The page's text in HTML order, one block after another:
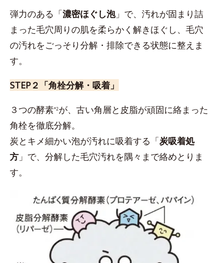
弾力のある「濃密ほぐし泡」で、汚れが固まり詰
まった毛穴周りの肌を柔らかく解きほぐし、毛穴
の汚れをごっそり分解・排除できる状態に整えま
す。
STEP２「角栓分解・吸着」
３つの酵素*2が、古い角層と皮脂が頑固に絡まった
角栓を徹底分解。
炭とキメ細かい泡が汚れに吸着する「炭吸着処
方 」で、分解した毛穴汚れを隅々まで絡めとりま
す。